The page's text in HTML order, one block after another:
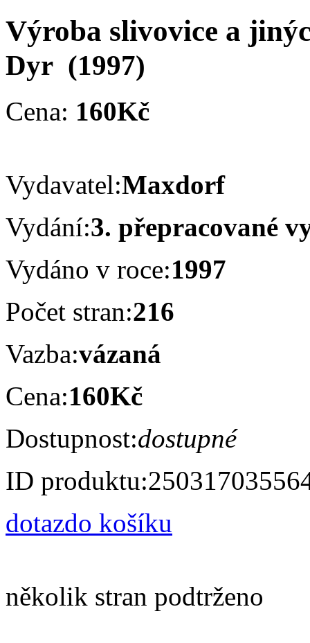
Výroba slivovice a
Dyr (1997)
Cena: 160Kč
Vydavatel:Maxdorf
Vydání:3. přepracované
Vydáno v roce:1997
Počet stran:216
Vazba:vázaná
Cena:160Kč
Dostupnost:dostupné
ID produktu:
dotazdo košíku
několik stran podtrženo